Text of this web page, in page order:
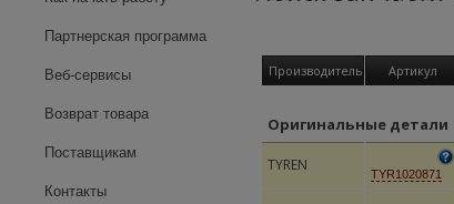
Партнерская программа
Веб-сервисы
Возврат товара
Поставщикам
Контакты
Производитель Артикул
Оригинальные детали
TYREN TYR1020871